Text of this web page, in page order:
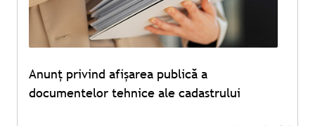
Anunț privind afișarea publică a
documentelor tehnice ale cadastrului